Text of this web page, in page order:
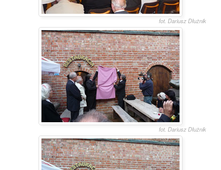
fot. Dariusz Dłużnik
fot. Dariusz Dłużnik